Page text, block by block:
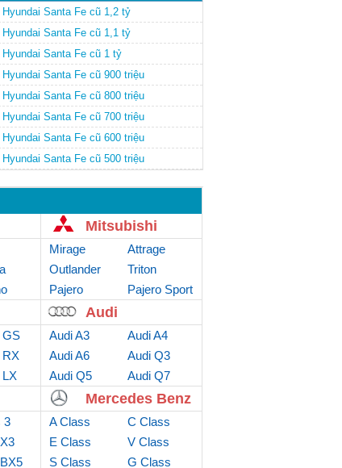
Hyundai Santa Fe cũ 1,2 tỷ
Hyundai Santa Fe cũ 1,1 tỷ
Hyundai Santa Fe cũ 1 tỷ
Hyundai Santa Fe cũ 900 triệu
Hyundai Santa Fe cũ 800 triệu
Hyundai Santa Fe cũ 700 triệu
Hyundai Santa Fe cũ 600 triệu
Hyundai Santa Fe cũ 500 triệu
Mitsubishi
Mirage
Attrage
Outlander
Sport
Triton
Pajero
Pajero Sport
GS
RX
Audi
Audi A3
Audi A4
Audi A6
Audi Q3
Audi Q5
Audi Q7
3
Mercedes Benz
A Class
C Class
E Class
V Class
S Class
G Class